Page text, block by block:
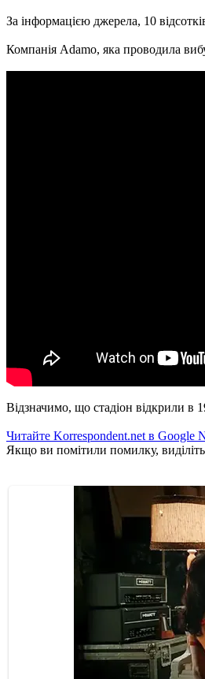
За інформацією джерела, 10
Компанія Adamo, яка проводила
Відзначимо, що стадіон відкрили в
Читайте Korrespondent.net в Google
Якщо ви помітили помилку,